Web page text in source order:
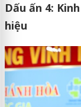
Dấu ấn 4:
hiệu